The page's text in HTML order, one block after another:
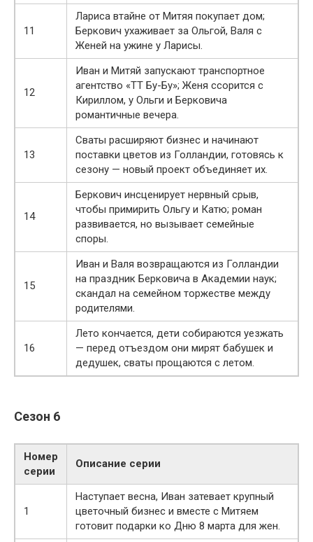
11
Лариса втайне от Митяя покупает дом;
Беркович ухаживает за Ольгой, Валя с
Женей на ужине у Ларисы.
12
Иван и Митяй запускают транспортное
агентство «ТТ Бу-Бу»; Женя ссорится с
Кириллом, у Ольги и Берковича
романтичные вечера.
13
Сваты расширяют бизнес и начинают
поставки цветов из Голландии, готовясь к
сезону — новый проект объединяет их.
14
Беркович инсценирует нервный срыв,
чтобы примирить Ольгу и Катю; роман
развивается, но вызывает семейные
споры.
15
Иван и Валя возвращаются из Голландии
на праздник Берковича в Академии наук;
скандал на семейном торжестве между
родителями.
16
Лето кончается, дети собираются уезжать
— перед отъездом они мирят бабушек и
дедушек, сваты прощаются с летом.
Сезон 6
Номер
серии
Описание серии
1
Наступает весна, Иван затевает крупный
цветочный бизнес и вместе с Митяем
готовит подарки ко Дню 8 марта для жен.